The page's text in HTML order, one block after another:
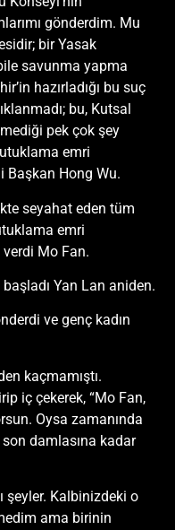
gönderdim. Mu
bir Yasak
savunma yapma
hazırladığı bu suç
bu, Kutsal
pek çok şey
emri
Başkan Hong Wu.
seyahat eden tüm
emri
verdi Mo Fan.
Yan Lan aniden.
ve genç kadın
kaçmamıştı.
iç çekerek, “Mo Fan,
Oysa zamanında
son damlasına kadar
şeyler. Kalbinizdeki o
ama birinin